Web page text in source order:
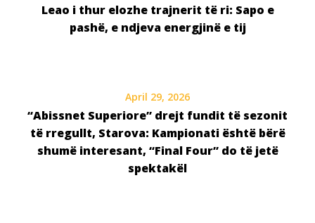
Leao i thur elozhe trajnerit të ri: Sapo e
pashë, e ndjeva energjinë e tij
April 29, 2026
“Abissnet Superiore” drejt fundit të sezonit
të rregullt, Starova: Kampionati është bërë
shumë interesant, “Final Four” do të jetë
spektakël